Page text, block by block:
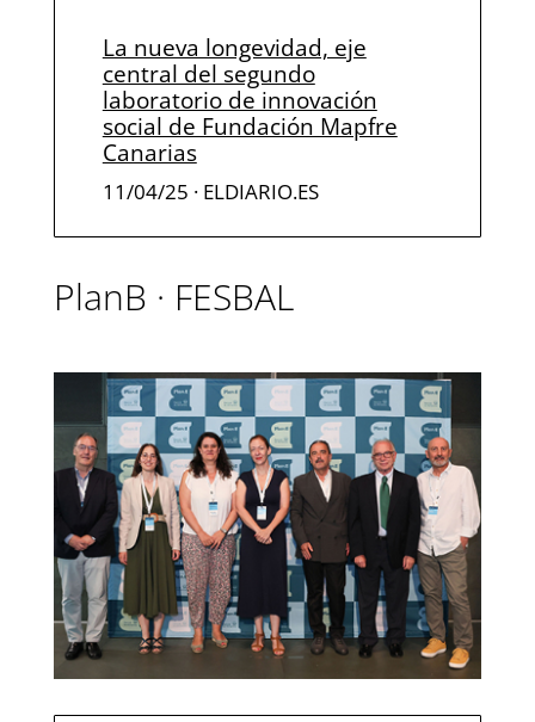
La nueva longevidad, eje
central del segundo
laboratorio de innovación
social de Fundación Mapfre
Canarias
11/04/25 · ELDIARIO.ES
PlanB · FESBAL